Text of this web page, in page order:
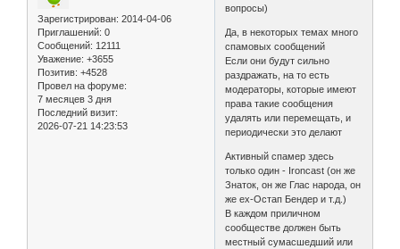
Зарегистрирован: 2014-04-06
Приглашений: 0
Сообщений: 12111
Уважение: +3655
Позитив: +4528
Провел на форуме:
7 месяцев 3 дня
Последний визит:
2026-07-21 14:23:53
вопросы)
Да, в некоторых темах много
спамовых сообщений
Если они будут сильно
раздражать, на то есть
модераторы, которые имеют
права такие сообщения
удалять или перемещать, и
периодически это делают
Активный спамер здесь
только один - Ironcast (он же
Знаток, он же Глас народа, он
же ex-Остап Бендер и т.д.)
В каждом приличном
сообществе должен быть
местный сумасшедший или